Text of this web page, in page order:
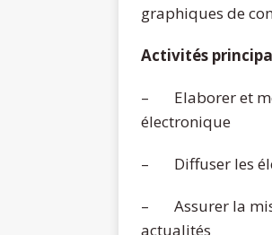
graphiques de
Activités
– Elaborer et
électronique
– Diffuser les
– Assurer la
actualités